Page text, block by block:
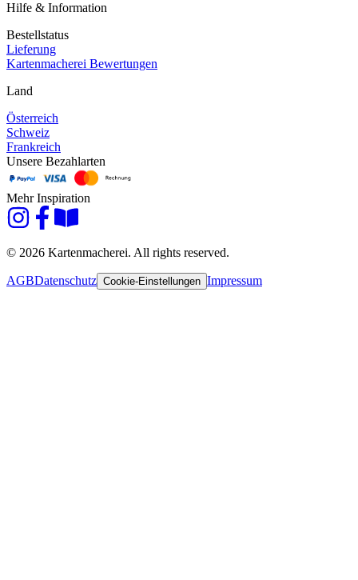
Hilfe & Information
Bestellstatus
Lieferung
Kartenmacherei Bewertungen
Land
Österreich
Schweiz
Frankreich
Unsere Bezahlarten
Mehr Inspiration
© 2026 Kartenmacherei. All rights reserved.
AGBDatenschutz Cookie-Einstellungen Impressum